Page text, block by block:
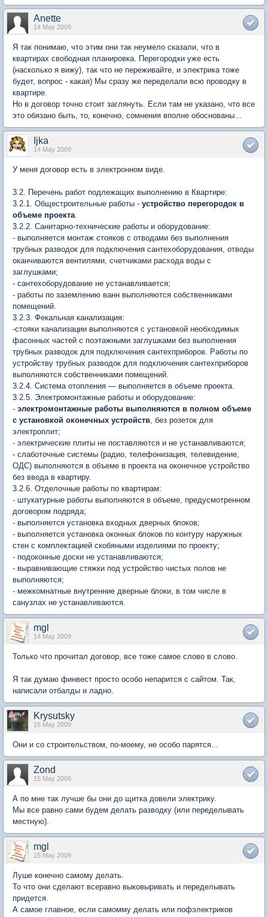
Anette
14 May 2009
Я так понимаю, что этим они так неумело сказали, что в
квартирах свободная планировка. Перегородки уже есть
(насколько я вижу), так что не переживайте, и электрика тоже
будет, вопрос - какая) Мы сразу же переделали всю проводку в
квартире.
Но в договор точно стоит заглянуть. Если там не указано, что все
это обязано быть, то, конечно, сомнения вполне обоснованы...
Ijka
14 May 2009
У меня договор есть в электронном виде.
3.2. Перечень работ подлежащих выполнению в Квартире:
3.2.1. Общестроительные работы - устройство перегородок в
объеме проекта
3.2.2. Санитарно-технические работы и оборудование:
- выполняется монтаж стояков с отводами без выполнения
трубных разводок для подключения сантехоборудования, отводы
оканчиваются вентилями, счетчиками расхода воды с
заглушками;
- сантехоборудование не устанавливается;
- работы по заземлению ванн выполняются собственниками
помещений.
3.2.3. Фекальная канализация:
-стояки канализации выполняются с установкой необходимых
фасонных частей с поэтажными заглушками без выполнения
трубных разводок для подключения сантехприборов. Работы по
устройству трубных разводок для подключения сантехприборов
выполняются собственниками помещений.
3.2.4. Система отопления — выполняется в объеме проекта.
3.2.5. Электромонтажные работы и оборудование:
- электромонтажные работы выполняются в полном объеме
с установкой оконечных устройств , без розеток для
электроплит;
- электрические плиты не поставляются и не устанавливаются;
- слаботочные системы (радио, телефонизация, телевидение,
ОДС) выполняются в объеме в проекта на оконечное устройство
без ввода в квартиру.
3.2.6. Отделочные работы по квартирам:
- штукатурные работы выполняются в объеме, предусмотренном
договором подряда;
- выполняется установка входных дверных блоков;
- выполняется установка оконных блоков по контуру наружных
стен с комплектацией скобяными изделиями по проекту;
- подоконные доски не устанавливаются;
- выравнивающие стяжки под устройство чистых полов не
выполняются;
- межкомнатные внутренние дверные блоки, в том числе в
санузлах не устанавливаются.
mgl
14 May 2009
Только что прочитал договор, все тоже самое слово в слово.
Я так думаю финвест просто особо непарится с сайтом. Так,
написали отбалды и ладно.
Krysutsky
15 May 2009
Они и со строительством, по-моему, не особо парятся...
Zond
15 May 2009
А по мне так лучше бы они до щитка довели электрику.
Мы все равно сами будем делать разводку (или переделывать
местную).
mgl
15 May 2009
Луше конечно самому делать.
То что они сделают всеравно выковыривать и переделывать
придется.
А самое главное, если самомму делать или пофэлектриков